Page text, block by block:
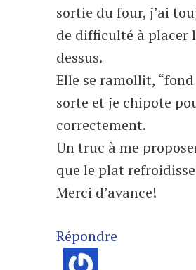
sortie du four, j’ai
de difficulté à placer
dessus.
Elle se ramollit, “fond
sorte et je chipote
correctement.
Un truc à me
que le plat
Merci d’avance!
Répondre